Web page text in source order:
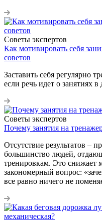
Советы экспертов
Как мотивировать себя
советов
Заставить себя регулярно
если речь идет о занятиях
Советы экспертов
Почему занятия на
Отсутствие результатов –
большинство людей,
тренировкам. Это снижает
закономерный вопрос:
все равно ничего не